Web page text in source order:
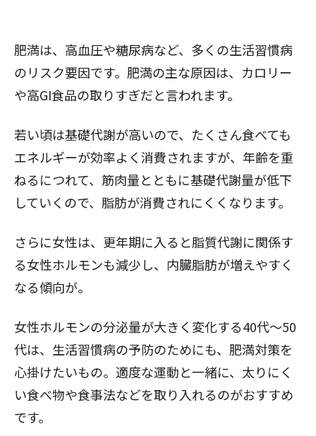
肥満は、高血圧や糖尿病など、多くの生活習慣病
のリスク要因です。肥満の主な原因は、カロリー
や高GI食品の取りすぎだと言われます。
若い頃は基礎代謝が高いので、たくさん食べても
エネルギーが効率よく消費されますが、年齢を重
ねるにつれて、筋肉量とともに基礎代謝量が低下
していくので、脂肪が消費されにくくなります。
さらに女性は、更年期に入ると脂質代謝に関係す
る女性ホルモンも減少し、内臓脂肪が増えやすく
なる傾向が。
女性ホルモンの分泌量が大きく変化する40代～50
代は、生活習慣病の予防のためにも、肥満対策を
心掛けたいもの。適度な運動と一緒に、太りにく
い食べ物や食事法などを取り入れるのがおすすめ
です。